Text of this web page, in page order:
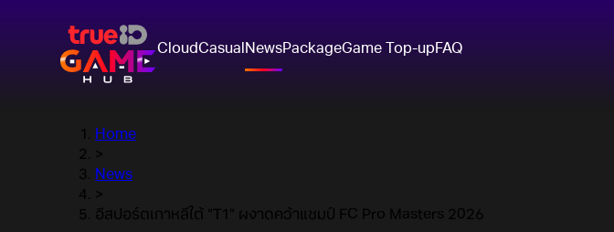
CloudCasual NewsPackageGame Top-upFAQ
Home
>
News
>
อีสปอร์ตเกาหลีใต้ “T1” ผงาดคว้าแชมป์ FC Pro Masters 2026